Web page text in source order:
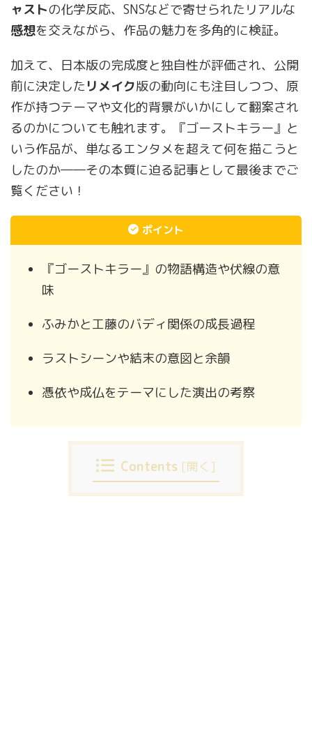
ャストの化学反応、SNSなどで寄せられたリアルな
感想を交えながら、作品の魅力を多角的に検証。
加えて、日本版の完成度と独自性が評価され、公開
前に決定した リメイク版の動向にも注目しつつ、原
作が持つテーマや文化的背景がいかにして翻案され
るのかについても触れます。『ゴーストキラー』と
いう作品が、単なるエンタメを超えて何を描こうと
したのか――その本質に迫る記事として最後までご
覧ください！
ポイント
『ゴーストキラー』の物語構造や伏線の意
味
ふみかと工藤のバディ関係の成長過程
ラストシーンや結末の意図と余韻
憑依や成仏をテーマにした演出の考察
Contents [開く ]